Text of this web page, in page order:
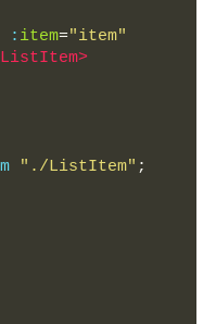
: item="item"
"./ListItem" ;